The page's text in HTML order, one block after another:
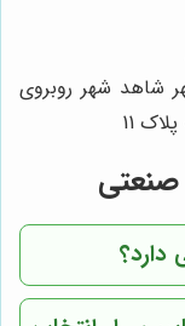
شاهد شهر روبروی
11
صنعتی
دارد؟